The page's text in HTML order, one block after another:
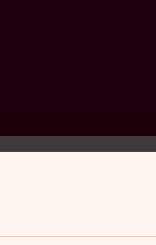
information